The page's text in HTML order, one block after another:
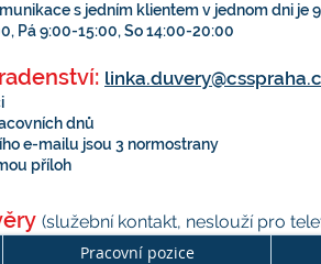
s jedním klientem v jednom dni je
Pá 9:00-15:00, So 14:00-20:00
dnů
e-mailu jsou 3 normostrany
příloh
(služební kontakt, neslouží pro
Pracovní pozice